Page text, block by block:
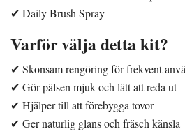
✔ Daily Brush Spray
Varför välja detta kit?
✔ Skonsam rengöring för frekvent
✔ Gör pälsen mjuk och lätt att reda ut
✔ Hjälper till att förebygga tovor
✔ Ger naturlig glans och fräsch känsla